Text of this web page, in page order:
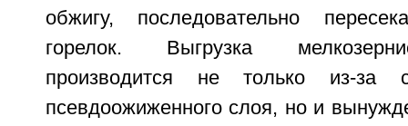
обжигу, последовательно
горелок. Выгрузка
производится не только из-за
псевдоожиженного слоя, но и